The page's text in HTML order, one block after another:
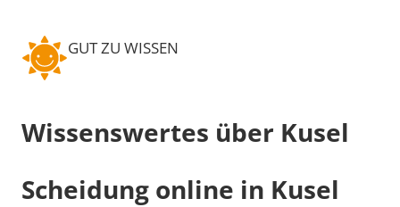
GUT ZU WISSEN
Wissenswertes über Kusel
Scheidung online in Kusel